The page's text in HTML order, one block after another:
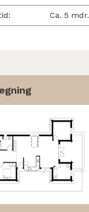
Ca. 5 mdr.